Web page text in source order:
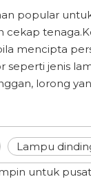
popular
cekap
mencipta
jenis
lorong
Lampu
untuk